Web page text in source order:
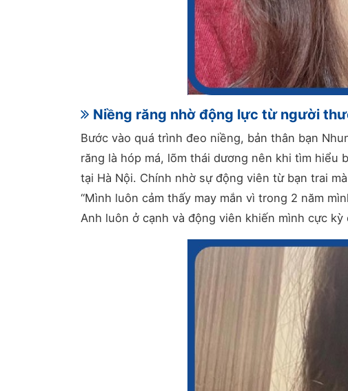
Niềng răng nhờ động lực từ người
Bước vào quá trình đeo niềng, bản thân bạn
răng là hóp má, lõm thái dương nên khi tìm hiểu
tại Hà Nội. Chính nhờ sự động viên từ bạn trai
“Mình luôn cảm thấy may mắn vì trong 2 năm
Anh luôn ở cạnh và động viên khiến mình cực kỳ